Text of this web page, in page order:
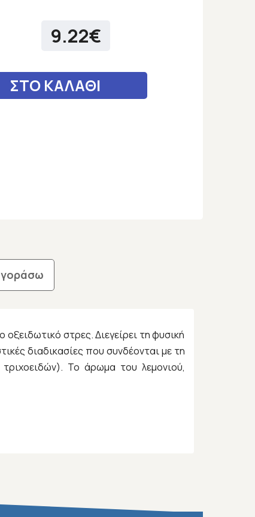
9.22€
ΣΤΟ ΚΑΛΑΘΙ
στρες. Διεγείρει τη φυσική
διαδικασίες που συνδέονται με τη
Το άρωμα του λεμονιού,